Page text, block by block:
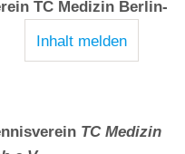
TC Medizin Berlin-
Inhalt melden
TC Medizin